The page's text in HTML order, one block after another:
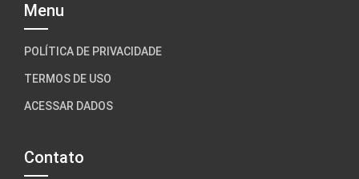
Menu
POLÍTICA DE PRIVACIDADE
TERMOS DE USO
ACESSAR DADOS
Contato